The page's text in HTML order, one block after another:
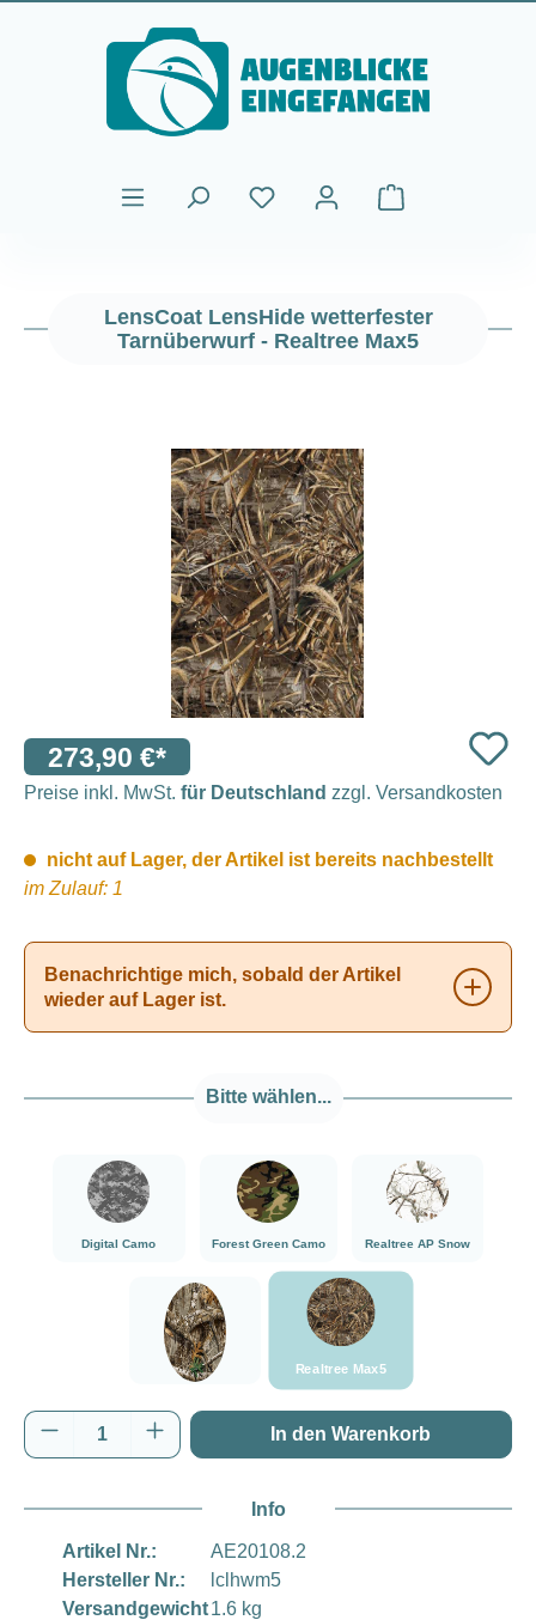
Zum Hauptinhalt springen
Warenkorb
LensCoat LensHide wetterfester
Tarnüberwurf - Realtree Max5
273,90 €*
Preise inkl. MwSt. für Deutschland zzgl. Versandkosten
nicht auf Lager, der Artikel ist bereits nachbestellt
im Zulauf: 1
Benachrichtige mich, sobald der Artikel
wieder auf Lager ist.
Bitte wählen...
Digital Camo
###Digital Camo###LensCoat
Forest Green Camo
###Forest Green Camo###LensCoat
Realtree AP Snow
###Realtree AP
###Realtree Edge###LensCoat
Realtree Max5
###Realtree
Produkt Anzahl: Gib den gewünschten
In den Warenkorb
Info
Artikel Nr.:
AE20108.2
Hersteller Nr.:
lclhwm5
Versandgewicht1.6 kg